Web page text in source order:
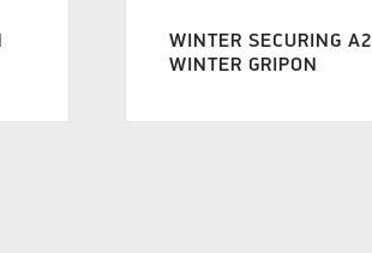
WINTER SECURING A2
WINTER GRIPON